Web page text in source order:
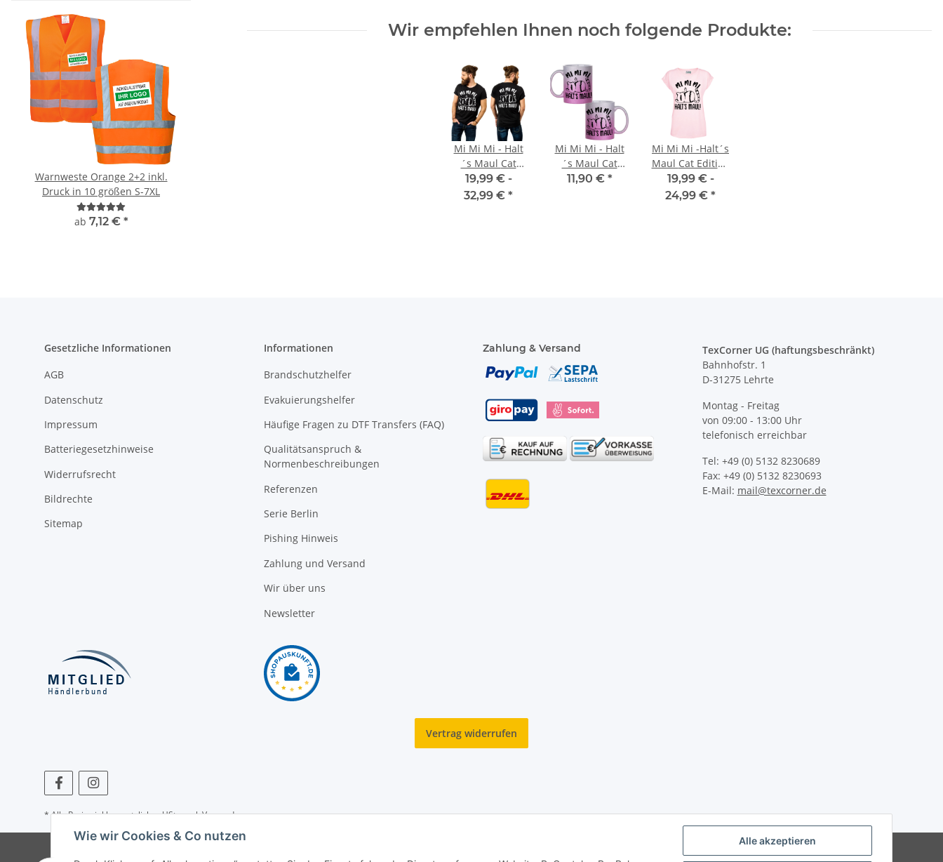
Wir empfehlen Ihnen noch folgende Produkte:
Mi Mi Mi - Halt
´s Maul Cat
Edition Unisex
Premium T-Shirt
19,99 € -
32,99 € *
Mi Mi Mi - Halt
´s Maul Cat
Edition
11,90 € *
Mi Mi Mi -Halt´s
Maul Cat Edition
Premium Frauen
T-Shirt Extended
19,99 € -
24,99 € *
Warnweste Orange 2+2 inkl.
Druck in 10 größen S-7XL
ab 7,12 € *
Korntex® - Kinderwarnweste -
Orange 3 größen
Warnweste Orange 2+2 inkl.
Druck in 10 größen S-7XL
Gesetzliche Informationen
AGB
Datenschutz
Impressum
Batteriegesetzhinweise
Widerrufsrecht
Bildrechte
Sitemap
Informationen
Brandschutzhelfer
Evakuierungshelfer
Häufige Fragen zu DTF Transfers (FAQ)
Qualitätsanspruch &
Normenbeschreibungen
Referenzen
Serie Berlin
Pishing Hinweis
Zahlung und Versand
Wir über uns
Newsletter
Zahlung & Versand
TexCorner UG (haftungsbeschränkt)
Bahnhofstr. 1
D-31275 Lehrte
Montag - Freitag
von 09:00 - 13:00 Uhr
telefonisch erreichbar
Tel: +49 (0) 5132 8230689
Fax: +49 (0) 5132 8230693
E-Mail: mail@texcorner.de
Vertrag widerrufen
* Alle Preise inkl. gesetzlicher USt., zzgl.Versand
Wie wir Cookies & Co nutzen Alle akzeptieren